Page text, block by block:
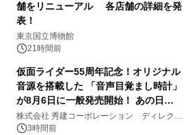
舗をリニューアル 各店舗の詳細を発
表！
東京国立博物館
21時間前
仮面ライダー55周年記念！オリジナル
音源を搭載した 「音声目覚まし時計」
が8月6日に一般発売開始！ あの日の
大興奮が今甦る
株式会社 秀建コーポレーション ディレクト
アートギャラリー
3時間前